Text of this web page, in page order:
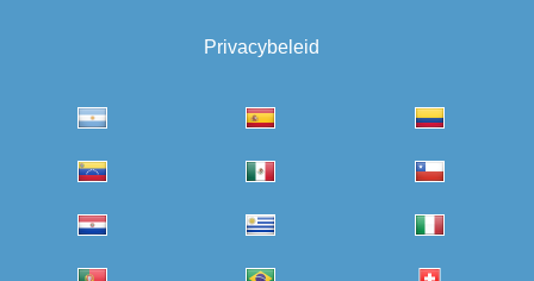
Privacybeleid